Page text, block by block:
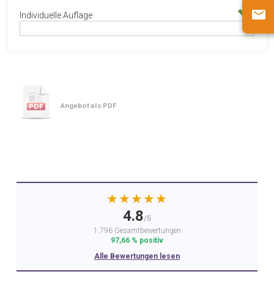
Individuelle Auflage
Angebot als PDF
★★★★★
4.8/5
1.796 Gesamtbewertungen
97,66 % positiv
Alle Bewertungen lesen